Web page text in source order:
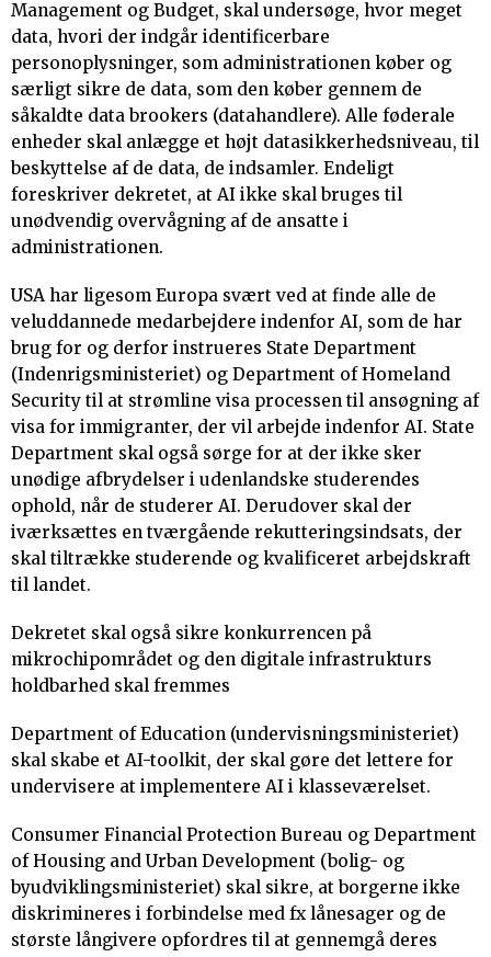
Management og Budget, skal undersøge, hvor meget
data, hvori der indgår identificerbare
personoplysninger, som administrationen køber og
særligt sikre de data, som den køber gennem de
såkaldte data brookers (datahandlere). Alle føderale
enheder skal anlægge et højt datasikkerhedsniveau, til
beskyttelse af de data, de indsamler. Endeligt
foreskriver dekretet, at AI ikke skal bruges til
unødvendig overvågning af de ansatte i
administrationen.
USA har ligesom Europa svært ved at finde alle de
veluddannede medarbejdere indenfor AI, som de har
brug for og derfor instrueres State Department
(Indenrigsministeriet) og Department of Homeland
Security til at strømline visa processen til ansøgning af
visa for immigranter, der vil arbejde indenfor AI. State
Department skal også sørge for at der ikke sker
unødige afbrydelser i udenlandske studerendes
ophold, når de studerer AI. Derudover skal der
iværksættes en tværgående rekutteringsindsats, der
skal tiltrække studerende og kvalificeret arbejdskraft
til landet.
Dekretet skal også sikre konkurrencen på
mikrochipområdet og den digitale infrastrukturs
holdbarhed skal fremmes
Department of Education (undervisningsministeriet)
skal skabe et AI-toolkit, der skal gøre det lettere for
undervisere at implementere AI i klasseværelset.
Consumer Financial Protection Bureau og Department
of Housing and Urban Development (bolig- og
byudviklingsministeriet) skal sikre, at borgerne ikke
diskrimineres i forbindelse med fx lånesager og de
største långivere opfordres til at gennemgå deres